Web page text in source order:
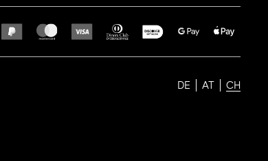
DE AT CH